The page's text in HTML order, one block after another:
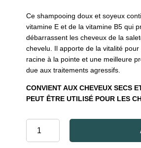
Ce shampooing doux et soyeux
vitamine E et de la vitamine B5 qui
débarrassent les cheveux de la
chevelu. Il apporte de la vitalité
racine à la pointe et une meilleure
due aux traitements agressifs.
CONVIENT AUX CHEVEUX SECS
PEUT ÊTRE UTILISÉ POUR LES